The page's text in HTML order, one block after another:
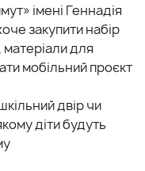
імені Геннадія
закупити набір
для
мобільний проєкт
двір чи
діти будуть